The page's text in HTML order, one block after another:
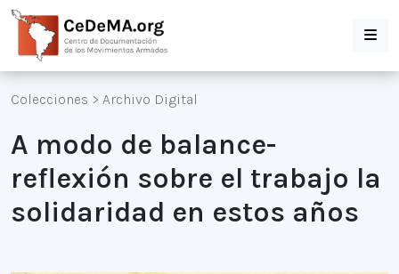
Colecciones > Archivo Digital
A modo de balance-
reflexión sobre el trabajo la
solidaridad en estos años